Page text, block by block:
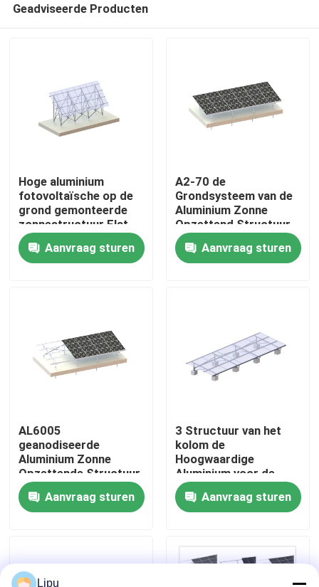
Huis
Producten
Video's
Ongeveer ons
Kwaliteitscontrole
Contacteer ons
zonnepv die systemen opzetten
Geadviseerde Producten
Hoge aluminium
fotovoltaïsche op de
grond gemonteerde
zonnestructuur Flat
Land Racking System
Aanvraag sturen
A2-70 de
Grondsysteem van de
Aluminium Zonne
Opzettend Structuur
88m/S
Aanvraag sturen
AL6005
geanodiseerde
Aluminium Zonne
Opzettende Structuur
het Systeem van de 45
Graadgrond
Aanvraag sturen
3 Structuur van het
kolom de
Hoogwaardige
Aluminium voor de
Opgezette PV
Systemen van
Zonnepanelenframeless
Aanvraag sturen
Lipu